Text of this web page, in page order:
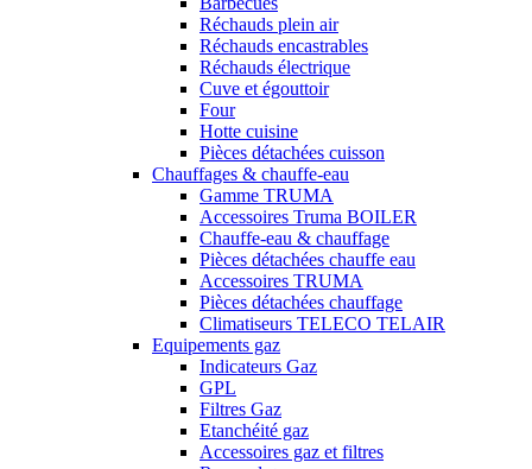
Réchauds plein air
Réchauds encastrables
Réchauds électrique
Cuve et égouttoir
Four
Hotte cuisine
Pièces détachées cuisson
Chauffages & chauffe-eau
Gamme TRUMA
Accessoires Truma BOILER
Chauffe-eau & chauffage
Pièces détachées chauffe eau
Accessoires TRUMA
Pièces détachées chauffage
Climatiseurs TELECO TELAIR
Equipements gaz
Indicateurs Gaz
GPL
Filtres Gaz
Etanchéité gaz
Accessoires gaz et filtres